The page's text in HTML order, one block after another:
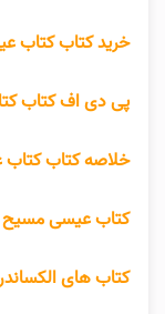
خرید کتاب کتاب
پی دی اف کتاب
خلاصه کتاب کتاب
کتاب عیسی مسیح
کتاب های